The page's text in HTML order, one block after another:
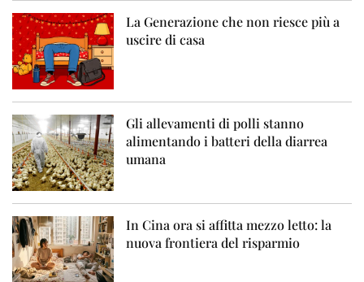
La Generazione che non riesce più a
uscire di casa
Gli allevamenti di polli stanno
alimentando i batteri della diarrea
umana
In Cina ora si affitta mezzo letto: la
nuova frontiera del risparmio